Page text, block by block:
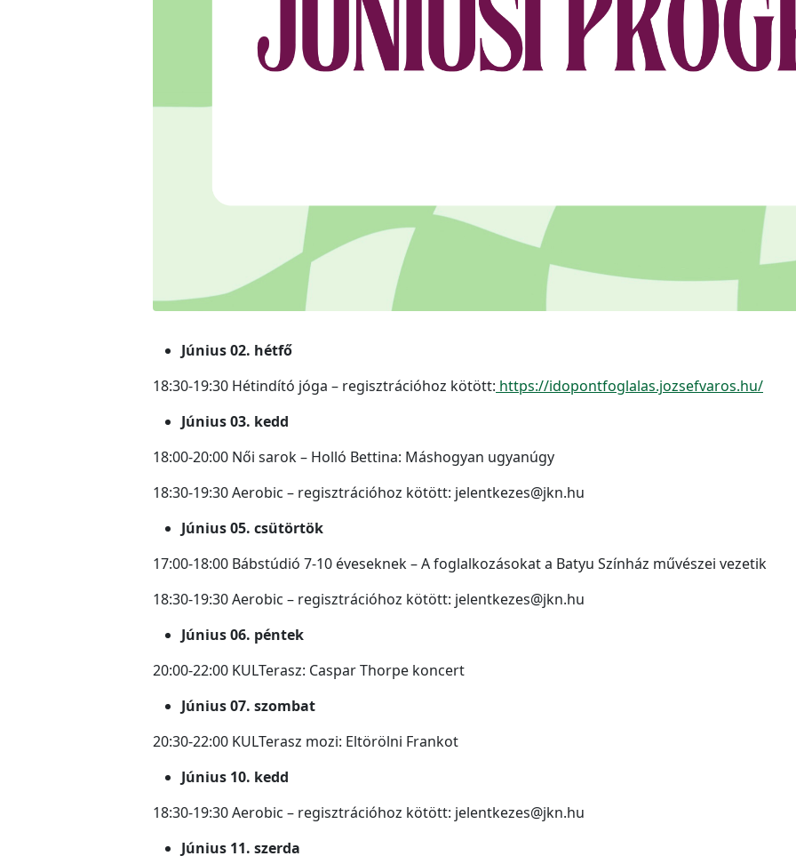
Június 02. hétfő
18:30-19:30 Hétindító jóga – regisztrációhoz kötött: https://idopontfoglalas.jozsefvaros.hu/
Június 03. kedd
18:00-20:00 Női sarok – Holló Bettina: Máshogyan ugyanúgy
18:30-19:30 Aerobic – regisztrációhoz kötött: jelentkezes@jkn.hu
Június 05. csütörtök
17:00-18:00 Bábstúdió 7-10 éveseknek – A foglalkozásokat a Batyu Színház művészei vezetik
18:30-19:30 Aerobic – regisztrációhoz kötött: jelentkezes@jkn.hu
Június 06. péntek
20:00-22:00 KULTerasz: Caspar Thorpe koncert
Június 07. szombat
20:30-22:00 KULTerasz mozi: Eltörölni Frankot
Június 10. kedd
18:30-19:30 Aerobic – regisztrációhoz kötött: jelentkezes@jkn.hu
Június 11. szerda